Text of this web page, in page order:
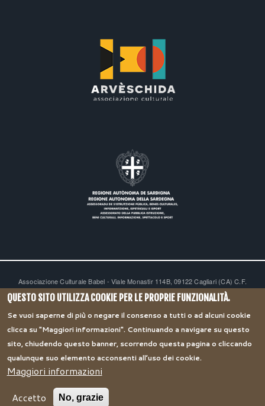
Associazione Culturale Babel - Viale Monastir 114B, 09122 Cagliari (CA) C.F.
92174070927assotziubabel@gmail.com -associazionebabel@pec.it-
Sovvenzioni e contributi:2019 20202021 20202022 2023
QUESTO SITO UTILIZZA COOKIE PER LE PROPRIE FUNZIONALITÀ.
Se vuoi saperne di più o negare il consenso a tutti o ad alcuni cookie
clicca su "Maggiori informazioni". Continuando a navigare su questo
sito, chiudendo questo banner, scorrendo questa pagina o cliccando
qualunque suo elemento acconsenti all’uso dei cookie.
Maggiori informazioni
Accetto
No, grazie